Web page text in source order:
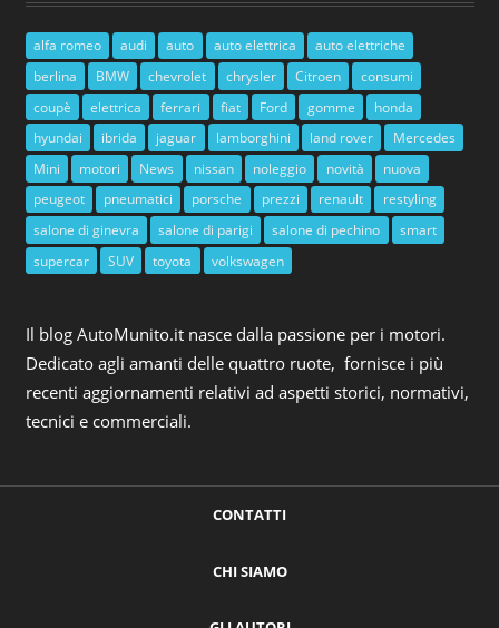
alfa romeo audi auto auto elettrica
auto elettriche
berlina
BMW chevrolet chrysler Citroen
consumi
coupè
elettrica ferrari fiat Ford gomme
honda
hyundai
ibrida jaguar lamborghini land rover
Mercedes
Mini
motori News nissan noleggio novità
nuova
peugeot
pneumatici porsche prezzi renault
restyling
salone di ginevra
salone di parigi salone di pechino
smart
supercar
SUV toyota volkswagen
Il blog AutoMunito.it nasce dalla passione per i motori.
Dedicato agli amanti delle quattro ruote, fornisce i più
recenti aggiornamenti relativi ad aspetti storici, normativi,
tecnici e commerciali.
CONTATTI
CHI SIAMO